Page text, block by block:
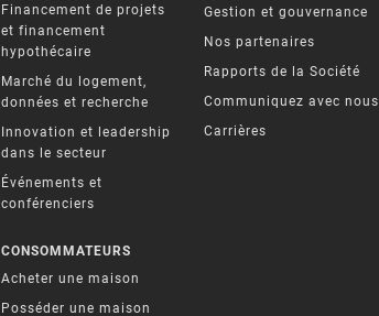
Financement de projets
et financement
hypothécaire
Marché du logement,
données et recherche
Innovation et leadership
dans le secteur
Événements et
conférenciers
CONSOMMATEURS
Acheter une maison
Posséder une maison
Gestion et gouvernance
Nos partenaires
Rapports de la Société
Communiquez avec nous
Carrières